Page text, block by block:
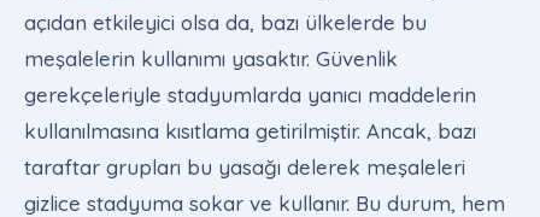
açıdan etkileyici olsa da, bazı ülkelerde bu
meşalelerin kullanımı yasaktır. Güvenlik
gerekçeleriyle stadyumlarda yanıcı maddelerin
kullanılmasına kısıtlama getirilmiştir. Ancak, bazı
taraftar grupları bu yasağı delerek meşaleleri
gizlice stadyuma sokar ve kullanır. Bu durum, hem